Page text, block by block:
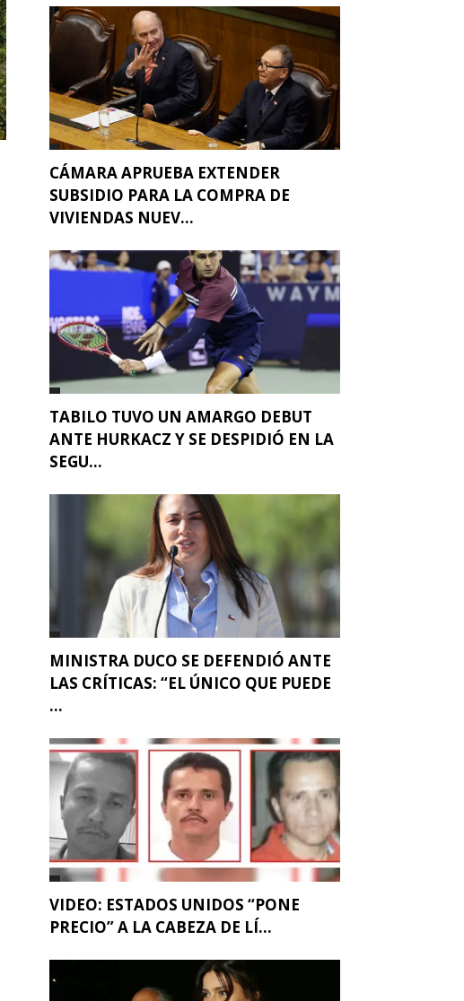
CÁMARA APRUEBA EXTENDER
SUBSIDIO PARA LA COMPRA DE
VIVIENDAS NUEV...
TABILO TUVO UN AMARGO DEBUT
ANTE HURKACZ Y SE DESPIDIÓ EN LA
SEGU...
MINISTRA DUCO SE DEFENDIÓ ANTE
LAS CRÍTICAS: “EL ÚNICO QUE PUEDE
...
VIDEO: ESTADOS UNIDOS “PONE
PRECIO” A LA CABEZA DE LÍ...